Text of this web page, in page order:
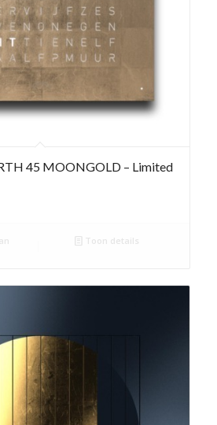
45 MOONGOLD – Limited
Toon details